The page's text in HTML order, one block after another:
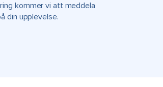
kommer vi att meddela
din upplevelse.